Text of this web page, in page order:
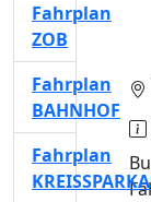
Fahrplan
ZOB
Fahrplan
BAHNHOF
Fahrplan